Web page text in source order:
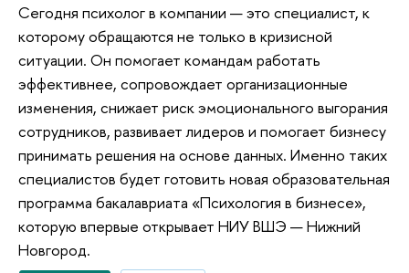
Сегодня психолог в компании — это специалист, к
которому обращаются не только в кризисной
ситуации. Он помогает командам работать
эффективнее, сопровождает организационные
изменения, снижает риск эмоционального выгорания
сотрудников, развивает лидеров и помогает бизнесу
принимать решения на основе данных. Именно таких
специалистов будет готовить новая образовательная
программа бакалавриата «Психология в бизнесе»,
которую впервые открывает НИУ ВШЭ — Нижний
Новгород.